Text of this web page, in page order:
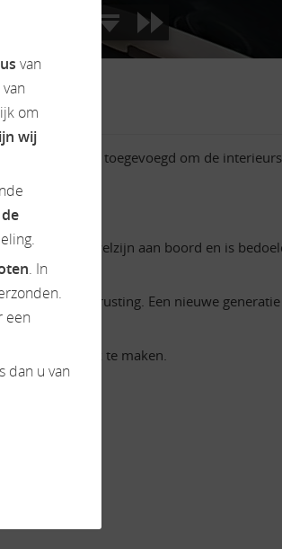
in hout zijn toegevoegd om de
en welzijn aan boord en is
verbeterde uitrusting. Een nieuwe
mogelijk te maken.
van
om
wij
. In
een
dan u van